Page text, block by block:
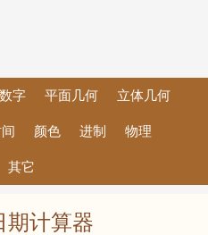
数字 平面几何 立体几何
颜色 进制 物理
其它
期计算器